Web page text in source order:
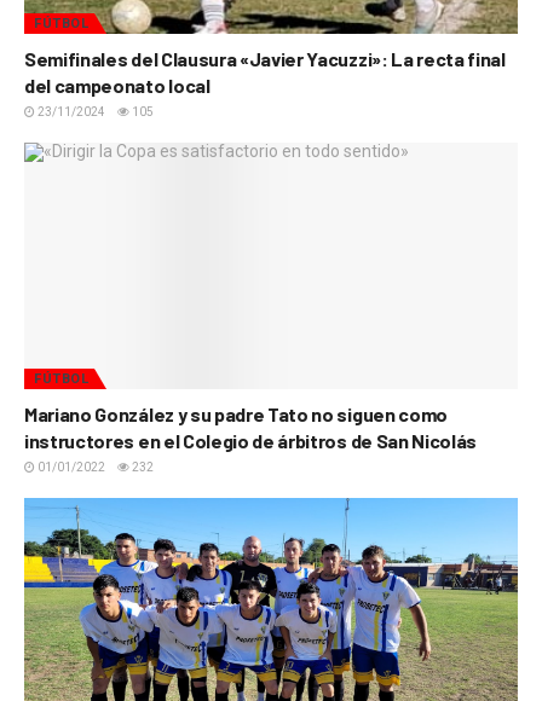
FÚTBOL
Semifinales del Clausura «Javier Yacuzzi»: La recta final
del campeonato local
23/11/2024 105
FÚTBOL
Mariano González y su padre Tato no siguen como
instructores en el Colegio de árbitros de San Nicolás
01/01/2022 232